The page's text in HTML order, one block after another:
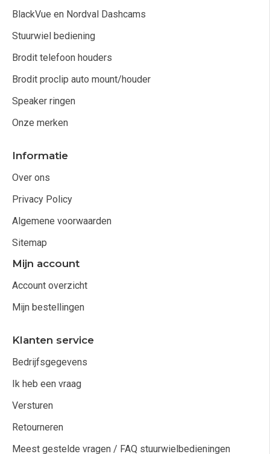
BlackVue en Nordval Dashcams
Stuurwiel bediening
Brodit telefoon houders
Brodit proclip auto mount/houder
Speaker ringen
Onze merken
Informatie
Over ons
Privacy Policy
Algemene voorwaarden
Sitemap
Mijn account
Account overzicht
Mijn bestellingen
Klanten service
Bedrijfsgegevens
Ik heb een vraag
Versturen
Retourneren
Meest gestelde vragen / FAQ stuurwielbedieningen